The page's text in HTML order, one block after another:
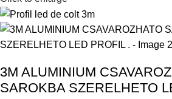
3M ALUMINIUM
SAROKBA SZERELHETO